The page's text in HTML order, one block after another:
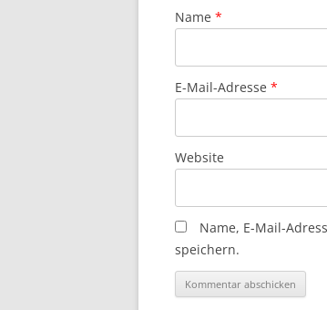
Name *
E-Mail-Adresse *
Website
Name, E-Mail-
speichern.